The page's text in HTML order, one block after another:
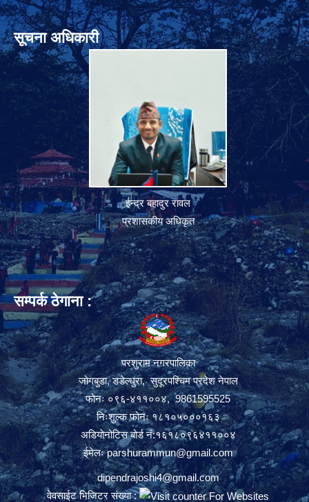
सूचना अधिकारी
ईन्द्र बहादुर रावल
प्रशासकीय अधिकृत
सम्पर्क ठेगाना :
परशुराम नगरपालिका
जोगबुडा, डडेल्धुरा, सुदूरपश्चिम प्रदेश नेपाल
फोनः ०९६-४११००४, 9861595525
निःशुल्क फोनः १८१०५०००१६३
अडियोनोटिस बोर्ड नं:१६१८०९६४११००४
ईमेलःparshurammun@gmail.com
dipendrajoshi4@gmail.com
वेवसाईट भिजिटर संख्या :